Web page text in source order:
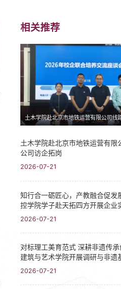
相关推荐
土木学院赴北京市地铁运营有限
公司访企拓岗
2026-07-21
知行合一砺匠心，产教融合促发展 ——
控学院学子赴天拓四方开展企业
2026-07-21
对标理工美育范式 深耕非遗传
建筑与艺术学院开展调研与非遗
列活动
2026-07-21